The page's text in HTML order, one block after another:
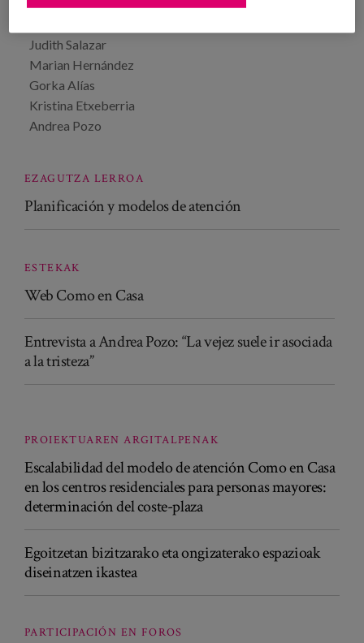
Judith Salazar
Marian Hernández
Gorka Alías
Kristina Etxeberria
Andrea Pozo
EZAGUTZA LERROA
Planificación y modelos de atención
ESTEKAK
Web Como en Casa
Entrevista a Andrea Pozo: “La vejez suele ir asociada
a la tristeza”
PROIEKTUAREN ARGITALPENAK
Escalabilidad del modelo de atención Como en Casa
en los centros residenciales para personas mayores:
determinación del coste-plaza
Egoitzetan bizitzarako eta ongizaterako espazioak
diseinatzen ikastea
PARTICIPACIÓN EN FOROS